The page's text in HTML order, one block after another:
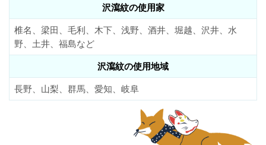
沢瀉紋の使用家
椎名、梁田、毛利、木下、浅野、酒井、堀越、沢井、水
野、土井、福島など
沢瀉紋の使用地域
長野、山梨、群馬、愛知、岐阜